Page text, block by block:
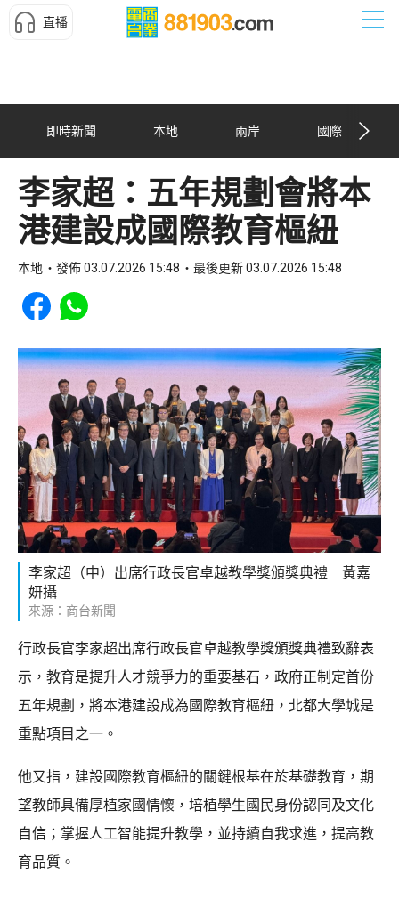
直播
即時新聞 本地 兩岸 國際
李家超：五年規劃會將本
港建設成國際教育樞紐
本地 發佈 03.07.2026 15:48 最後更新 03.07.2026 15:48
Share to Facebook
Share to WhatsApp
李家超（中）出席行政長官卓越教學獎頒獎典禮 黃嘉
妍攝
來源：商台新聞
行政長官李家超出席行政長官卓越教學獎頒獎典禮致辭表
示，教育是提升人才競爭力的重要基石，政府正制定首份
五年規劃，將本港建設成為國際教育樞紐，北都大學城是
重點項目之一。
他又指，建設國際教育樞紐的關鍵根基在於基礎教育，期
望教師具備厚植家國情懷，培植學生國民身份認同及文化
自信；掌握人工智能提升教學，並持續自我求進，提高教
育品質。